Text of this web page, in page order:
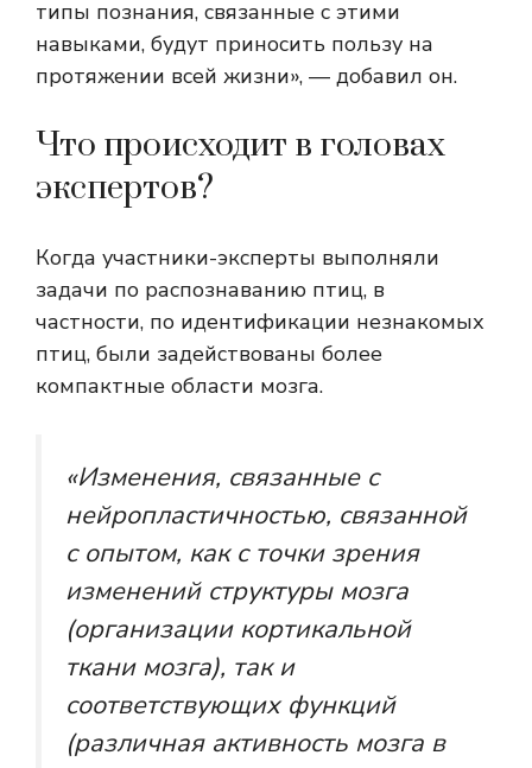
типы познания, связанные с этими
навыками, будут приносить пользу на
протяжении всей жизни», — добавил он.
Что происходит в головах
экспертов?
Когда участники-эксперты выполняли
задачи по распознаванию птиц, в
частности, по идентификации незнакомых
птиц, были задействованы более
компактные области мозга.
«Изменения, связанные с
нейропластичностью, связанной
с опытом, как с точки зрения
изменений структуры мозга
(организации кортикальной
ткани мозга), так и
соответствующих функций
(различная активность мозга в